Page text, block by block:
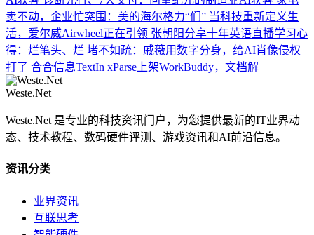
卖不动，企业忙突围：美的海尔格力“们” 当科技重新定义生
活，爱尔威Airwheel正在引领 张朝阳分享十年英语直播学习心
得：烂笔头、烂 堵不如疏：戚薇用数字分身，给AI肖像侵权
打了 合合信息TextIn xParse上架WorkBuddy，文档解
Weste.Net
Weste.Net 是专业的科技资讯门户，为您提供最新的IT业界动
态、技术教程、数码硬件评测、游戏资讯和AI前沿信息。
资讯分类
业界资讯
互联思考